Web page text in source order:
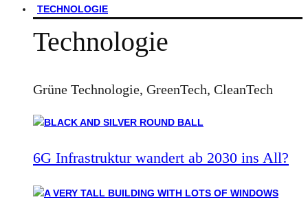
TECHNOLOGIE
Technologie
Grüne Technologie, GreenTech, CleanTech
6G Infrastruktur wandert ab 2030 ins All?